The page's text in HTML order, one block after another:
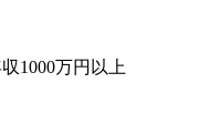
1000万円以上